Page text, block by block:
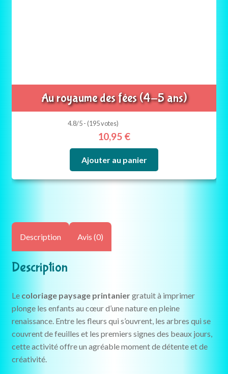
Au royaume des fées (4-5 ans)
4.8/5 - (195 votes)
10,95 €
Ajouter au panier
Description Avis (0)
Description
Le coloriage paysage printaniergratuit à imprimer
plonge les enfants au cœur d’une nature en pleine
renaissance. Entre les fleurs qui s’ouvrent, les arbres qui se
couvrent de feuilles et les premiers signes des beaux jours,
cette activité offre un agréable moment de détente et de
créativité.